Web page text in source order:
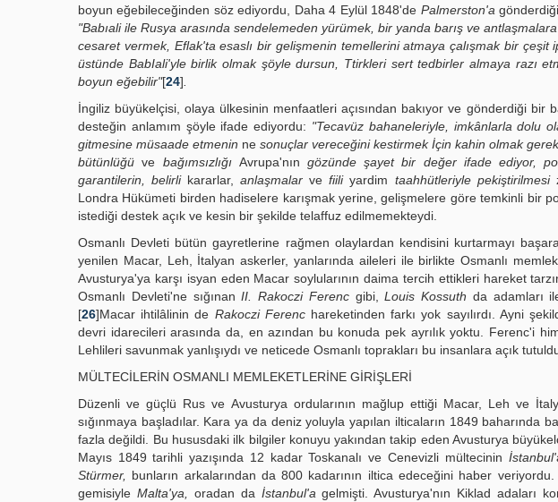
boyun eğebileceğinden söz ediyordu, Daha 4 Eylül 1848'de Palmerston'a
"Babıali ile Rusya arasında sendelemeden yürümek, bir yanda barış ve antlaşmalara
cesaret vermek, Eflak'ta esaslı bir gelişmenin temellerini atmaya çalışmak bir çeşit
üstünde BabIali'yle birlik olmak şöyle dursun, Ttirkleri sert tedbirler almaya razı
boyun eğebilir"[24]
İngiliz büyükelçisi, olaya ülkesinin menfaatleri açısından bakıyor ve gönderdiği bir
desteğin anlamım şöyle ifade ediyordu: "Tecavüz bahaneleriyle, imkânlarla dolu
gitmesine müsaade etmenin ne sonuçlar vereceğini kestirmek İçin kahin olmak
bütünlüğü ve bağımsızlığı Avrupa'nın gözünde şayet bir değer ifade ediyor,
garantilerin, belirlikararlar,anlaşmalar vefiiliyardim taahhütleriyle pekiştirilmesi
Londra Hükümeti birden hadiselere karışmak yerine, gelişmelere göre temkinli bir
istediği destek açık ve kesin bir şekilde telaffuz edilmemekteydi.
Osmanlı Devleti bütün gayretlerine rağmen olaylardan kendisini kurtarmayı
yenilen Macar, Leh, İtalyan askerler, yanlarında aileleri ile birlikte Osmanlı
Avusturya'ya karşı isyan eden Macar soylularının daima tercih ettikleri hareket
Osmanlı Devleti'ne sığınanII. Rakoczi Ferencgibi,Louis Kossuth da adamları
[26]Macar ihtilâlinin de Rakoczi Ferenchareketinden farkı yok sayılırdı. Ayni
devri idarecileri arasında da, en azından bu konuda pek ayrılık yoktu. Ferenc'i
Lehlileri savunmak yanlışıydı ve neticede Osmanlı toprakları bu insanlara açık
MÜLTECİLERİN OSMANLI MEMLEKETLERİNE GİRİŞLERİ
Düzenli ve güçlü Rus ve Avusturya ordularının mağlup ettiği Macar, Leh ve
sığınmaya başladılar. Kara ya da deniz yoluyla yapılan ilticaların 1849 baharında
fazla değildi. Bu hususdaki ilk bilgiler konuyu yakından takip eden Avusturya
Mayıs 1849 tarihli yazışında 12 kadar Toskanalı ve Cenevizli mültecinin İstanbul'
Stürmer,
bunların arkalarından da 800 kadarının iltica edeceğini haber
gemisiyle Malta'ya, oradan da İstanbul'a gelmişti. Avusturya'nın Kiklad adaları